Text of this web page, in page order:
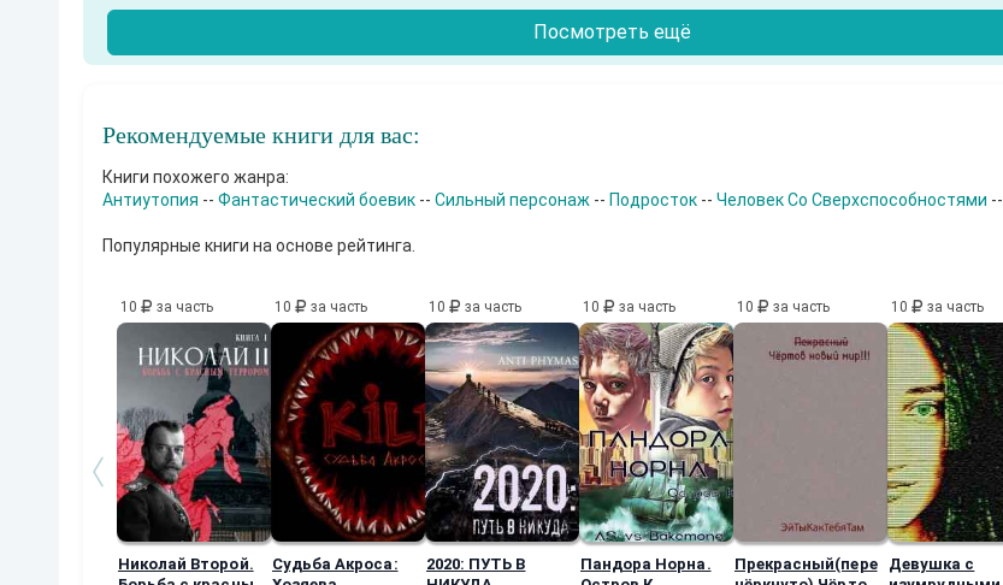
п
и
,
н
т
т
ч
к
о
г
о
о
е
в
и
а
и
б
и
о
Посмотреть ещё
Рекомендуемые книги для вас:
Книги похожего жанра:
Антиутопия -- Фантастический боевик -- Сильный персонаж -- Подросток -- Человек Со Сверхспособностями --
Популярные книги на основе рейтинга.
10 за часть
Николай Второй.
10 за часть
Судьба Акроса:
10 за часть
2020: ПУТЬ В
10 за часть
Пандора Норна.
10 за часть
Прекрасный(пере
10 за часть
Девушка с